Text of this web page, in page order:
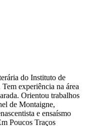
do Instituto de
experiência na área
Orientou trabalhos
de Montaigne,
e ensaísmo
Poucos Traços